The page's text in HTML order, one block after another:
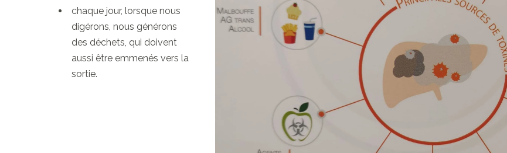
chaque jour, lorsque nous
digérons, nous générons
des déchets, qui doivent
aussi être emmenés vers la
sortie.